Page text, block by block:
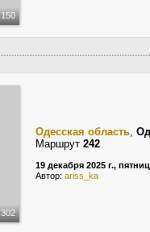
150
302
Одесская область,
Маршрут 242
19 декабря 2025 г.,
Автор: ariss_ka